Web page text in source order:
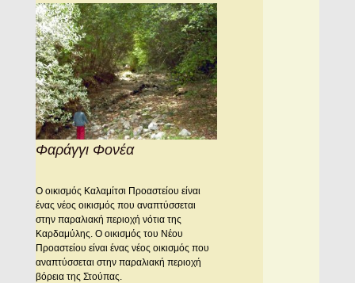
Φαράγγι Φονέα
Ο οικισμός Καλαμίτσι Προαστείου είναι
ένας νέος οικισμός που αναπτύσσεται
στην παραλιακή περιοχή νότια της
Καρδαμύλης. O οικισμός του Nέου
Προαστείου είναι ένας νέος οικισμός που
αναπτύσσεται στην παραλιακή περιοχή
βόρεια της Στούπας.